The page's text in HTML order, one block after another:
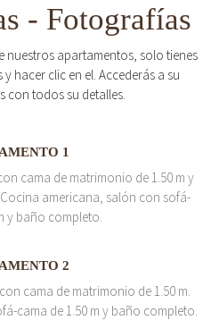
- Fotografías
nuestros apartamentos, solo tienes
hacer clic en el. Accederás a su
con todos su detalles.
1
cama de matrimonio de 1.50 m y
americana, salón con sofá-
y baño completo.
2
cama de matrimonio de 1.50 m.
cama de 1.50 m y baño completo.